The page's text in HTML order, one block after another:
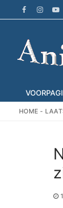
naar
inhoud
HOME -